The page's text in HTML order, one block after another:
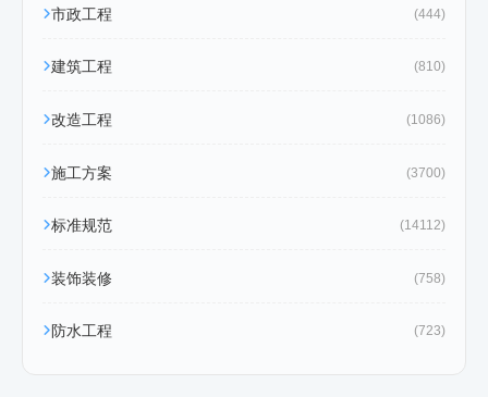
市政工程 (444)
建筑工程 (810)
改造工程 (1086)
施工方案 (3700)
标准规范 (14112)
装饰装修 (758)
防水工程 (723)